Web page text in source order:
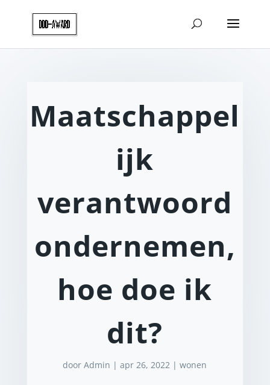
Maatschappel
ijk
verantwoord
ondernemen,
hoe doe ik
dit?
doorAdmin |apr 26, 2022 |wonen